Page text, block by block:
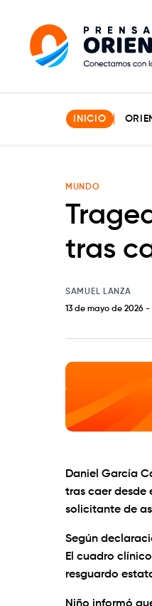
INICIO
MUNDO
tras
SAMUEL LANZA
13 de mayo de 2026 -
Daniel García
tras caer desde
solicitante de
Según
El cuadro
resguardo